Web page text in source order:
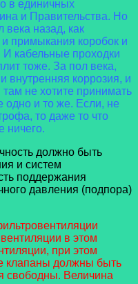
в единичных
и Правительства. Но
назад, как
примыкания коробок и
кабельные проходки
тоже. За пол века,
внутренняя коррозия, и
не хотите принимать
одно и то же. Если, не
то даже то что
ничего.
должно быть
и систем
поддержания
давления (подпора)
в этом
при этом
клапаны должны быть
свободны. Величина